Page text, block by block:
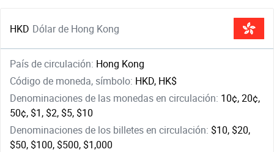
HKD Dólar de Hong Kong
País de circulación: Hong Kong
Código de moneda, símbolo: HKD, HK$
Denominaciones de las monedas en circulación: 10¢, 20¢,
50¢, $1, $2, $5, $10
Denominaciones de los billetes en circulación: $10, $20,
$50, $100, $500, $1,000